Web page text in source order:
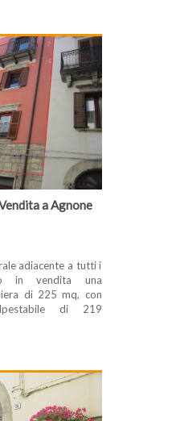
a Agnone
adiacente a tutti i
in vendita una
di 225 mq, con
di 219